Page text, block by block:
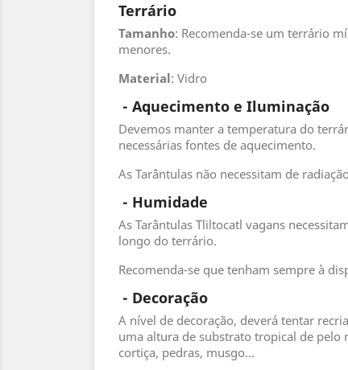
Terrário
Tamanho: Recomenda-se um terrário
menores.
Material: Vidro
- Aquecimento e Iluminação
Devemos manter a temperatura do
necessárias fontes de aquecimento.
As Tarântulas não necessitam de
- Humidade
As Tarântulas Tliltocatl vagans
longo do terrário.
Recomenda-se que tenham sempre à
- Decoração
A nível de decoração, deverá tentar
uma altura de substrato tropical de pelo
cortiça, pedras, musgo...